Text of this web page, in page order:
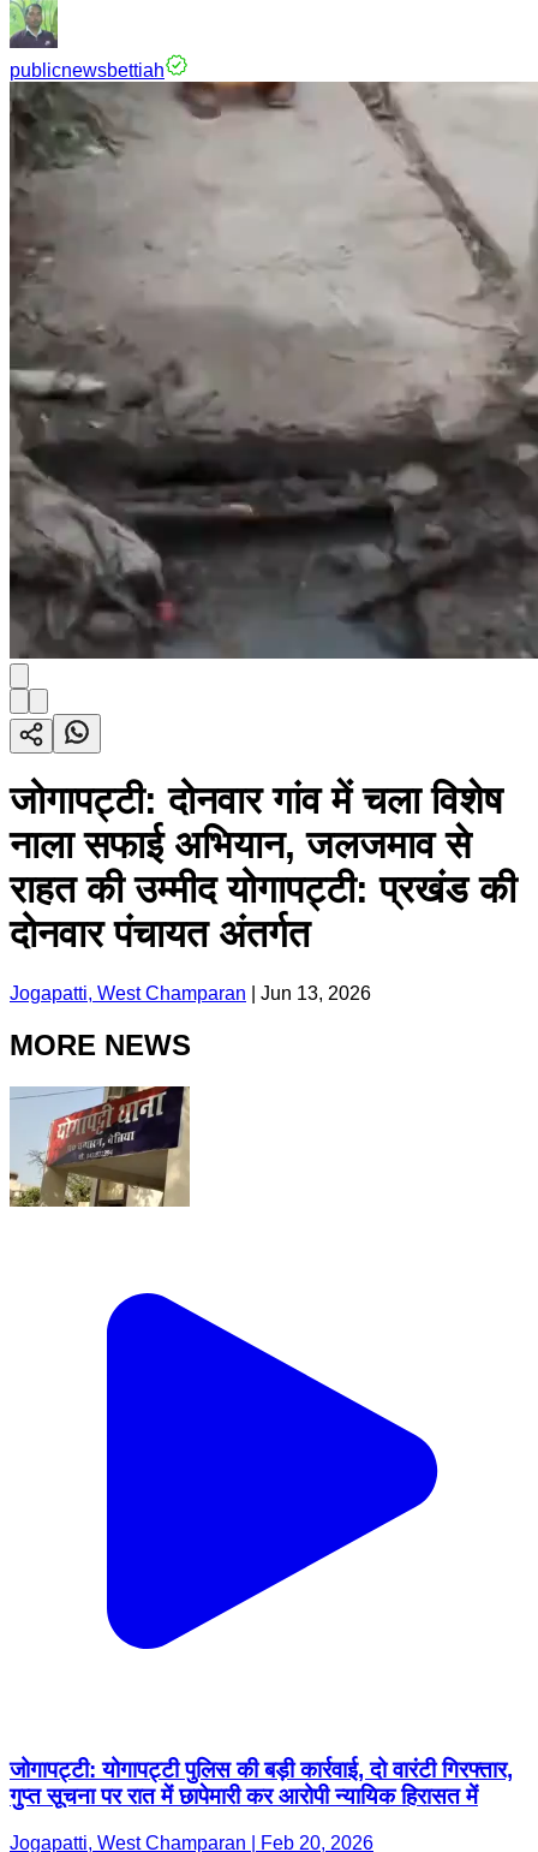
publicnewsbettiah
जोगापट्टी: दोनवार गांव में चला विशेष
नाला सफाई अभियान, जलजमाव से
राहत की उम्मीद योगापट्टी: प्रखंड की
दोनवार पंचायत अंतर्गत
Jogapatti, West Champaran Jun 13, 2026
MORE NEWS
जोगापट्टी: योगापट्टी पुलिस की बड़ी कार्रवाई, दो वारंटी गिरफ्तार,
गुप्त सूचना पर रात में छापेमारी कर आरोपी न्यायिक हिरासत में
Jogapatti, West Champaran | Feb 20, 2026